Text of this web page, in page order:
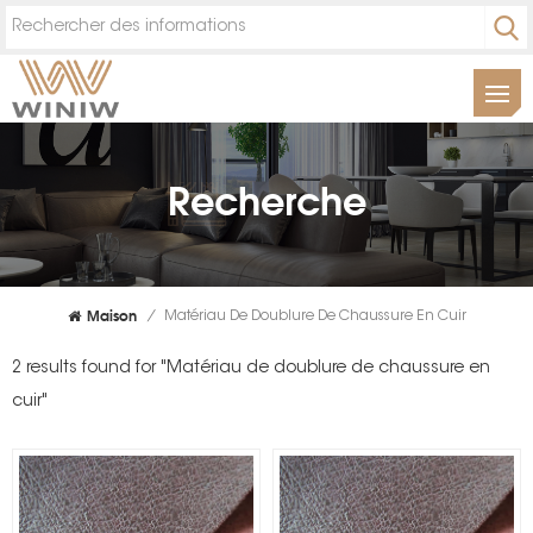
Recherche
Maison / Matériau De Doublure De Chaussure En Cuir
2 results found for "Matériau de doublure de chaussure en
cuir"